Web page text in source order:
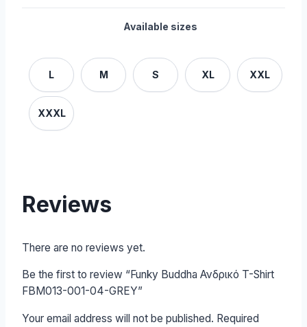
Available sizes
L M S XL XXL
XXXL
Reviews
There are no reviews yet.
Be the first to review “Funky Buddha Ανδρικό T-Shirt
FBM013-001-04-GREY”
Your email address will not be published. Required